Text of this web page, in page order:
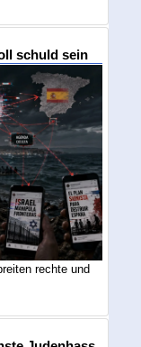
schuld sein
rechte und